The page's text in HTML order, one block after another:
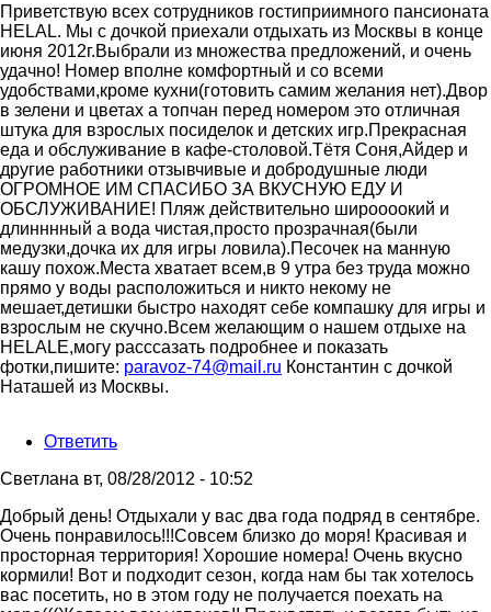
Приветствую всех сотрудников гостиприимного пансионата
HELAL. Мы с дочкой приехали отдыхать из Москвы в конце
июня 2012г.Выбрали из множества предложений, и очень
удачно! Номер вполне комфортный и со всеми
удобствами,кроме кухни(готовить самим желания нет).Двор
в зелени и цветах а топчан перед номером это отличная
штука для взрослых посиделок и детских игр.Прекрасная
еда и обслуживание в кафе-столовой.Тётя Соня,Айдер и
другие работники отзывчивые и добродушные люди
ОГРОМНОЕ ИМ СПАСИБО ЗА ВКУСНУЮ ЕДУ И
ОБСЛУЖИВАНИЕ! Пляж действительно широооокий и
длинннный а вода чистая,просто прозрачная(были
медузки,дочка их для игры ловила).Песочек на манную
кашу похож.Места хватает всем,в 9 утра без труда можно
прямо у воды расположиться и никто некому не
мешает,детишки быстро находят себе компашку для игры и
взрослым не скучно.Всем желающим о нашем отдыхе на
HELALE,могу расссазать подробнее и показать
фотки,пишите: paravoz-74@mail.ru Константин с дочкой
Наташей из Москвы.
Ответить
Светлана вт, 08/28/2012 - 10:52
Добрый день! Отдыхали у вас два года подряд в сентябре.
Очень понравилось!!!Совсем близко до моря! Красивая и
просторная территория! Хорошие номера! Очень вкусно
кормили! Вот и подходит сезон, когда нам бы так хотелось
вас посетить, но в этом году не получается поехать на